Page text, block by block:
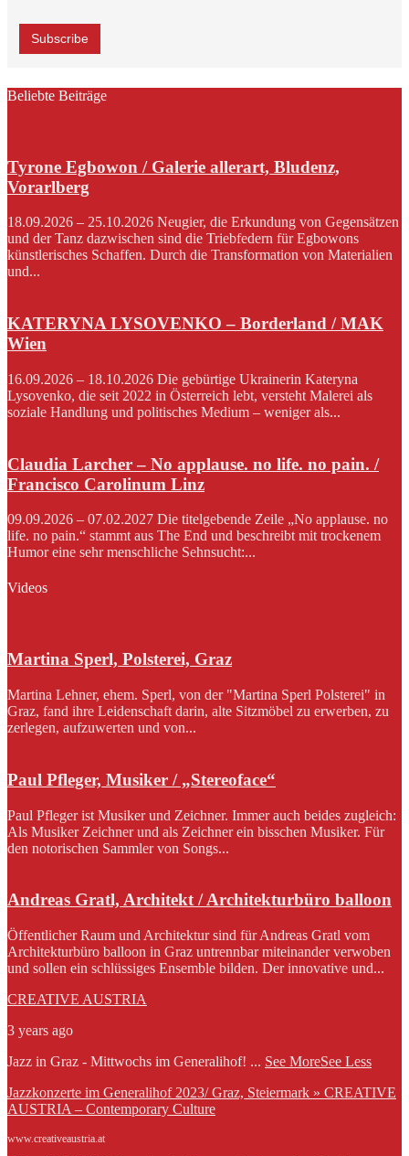
Beliebte Beiträge
Tyrone Egbowon / Galerie allerart, Bludenz,
Vorarlberg
18.09.2026 – 25.10.2026 Neugier, die Erkundung von Gegensätzen
und der Tanz dazwischen sind die Triebfedern für Egbowons
künstlerisches Schaffen. Durch die Transformation von Materialien
und...
KATERYNA LYSOVENKO – Borderland / MAK
Wien
16.09.2026 – 18.10.2026 Die gebürtige Ukrainerin Kateryna
Lysovenko, die seit 2022 in Österreich lebt, versteht Malerei als
soziale Handlung und politisches Medium – weniger als...
Claudia Larcher – No applause. no life. no pain. /
Francisco Carolinum Linz
09.09.2026 – 07.02.2027 Die titelgebende Zeile „No applause. no
life. no pain.“ stammt aus The End und beschreibt mit trockenem
Humor eine sehr menschliche Sehnsucht:...
Videos
Martina Sperl, Polsterei, Graz
Martina Lehner, ehem. Sperl, von der "Martina Sperl Polsterei" in
Graz, fand ihre Leidenschaft darin, alte Sitzmöbel zu erwerben, zu
zerlegen, aufzuwerten und von...
Paul Pfleger, Musiker / „Stereoface“
Paul Pfleger ist Musiker und Zeichner. Immer auch beides zugleich:
Als Musiker Zeichner und als Zeichner ein bisschen Musiker. Für
den notorischen Sammler von Songs...
Andreas Gratl, Architekt / Architekturbüro balloon
Öffentlicher Raum und Architektur sind für Andreas Gratl vom
Architekturbüro balloon in Graz untrennbar miteinander verwoben
und sollen ein schlüssiges Ensemble bilden. Der innovative und...
CREATIVE AUSTRIA
3 years ago
Jazz in Graz - Mittwochs im Generalihof! ... See MoreSee Less
Jazzkonzerte im Generalihof 2023/ Graz, Steiermark » CREATIVE
AUSTRIA – Contemporary Culture
www.creativeaustria.at